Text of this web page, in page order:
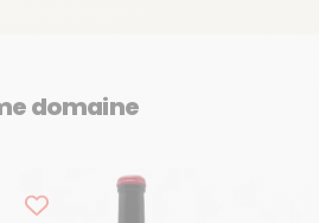
domaine